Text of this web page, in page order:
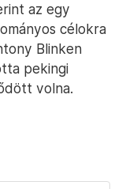
az egy
célokra
Blinken
pekingi
volna.